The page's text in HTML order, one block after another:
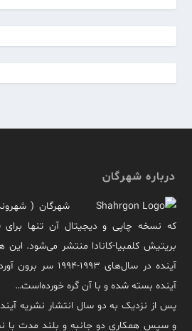
درباره شهرگان
شهرگان (
که نسخه چاپی و دیجیتال آن تنها برای
بریتیش کلمبیا-کانادا منتشر می‌شود. این
آینده در سال‌های
آینده بسته شده و با آن گره خورده‌است…
پس از نزدیک به دو سال انتشار نشریه
و سپس همکاری دو جانبه و بلند مدت با